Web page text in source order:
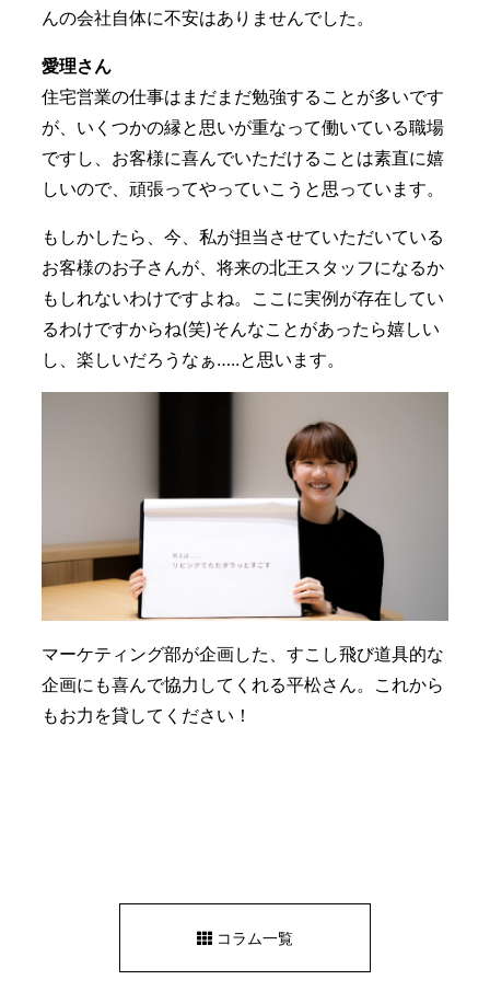
んの会社自体に不安はありませんでした。
愛理さん
住宅営業の仕事はまだまだ勉強することが多いです
が、いくつかの縁と思いが重なって働いている職場
ですし、お客様に喜んでいただけることは素直に嬉
しいので、頑張ってやっていこうと思っています。
もしかしたら、今、私が担当させていただいている
お客様のお子さんが、将来の北王スタッフになるか
もしれないわけですよね。ここに実例が存在してい
るわけですからね(笑)そんなことがあったら嬉しい
し、楽しいだろうなぁ…..と思います。
マーケティング部が企画した、すこし飛び道具的な
企画にも喜んで協力してくれる平松さん。これから
もお力を貸してください！
コラム一覧